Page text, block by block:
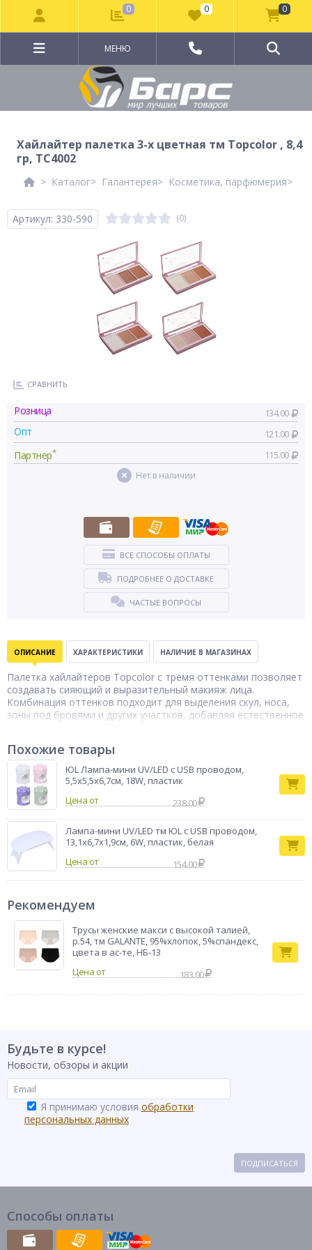
МЕНЮ
Хайлайтер палетка 3-х цветная тм Topcolor , 8,4
гр, TC4002
Каталог Галантерея Косметика, парфюмерия
Артикул: 330-590 (0)
СРАВНИТЬ
Розница 134.00
Опт 121.00
Партнер* 115.00
Нет в наличии
ВСЕ СПОСОБЫ ОПЛАТЫ
ПОДРОБНЕЕ О ДОСТАВКЕ
ЧАСТЫЕ ВОПРОСЫ
ОПИСАНИЕ ХАРАКТЕРИСТИКИ НАЛИЧИЕ В МАГАЗИНАХ
Палетка хайлайтеров Topcolor с тремя оттенками позволяет
создавать сияющий и выразительный макияж лица.
Комбинация оттенков подходит для выделения скул, носа,
зоны под бровями и других участков, добавляя естественное
растушёвывание. Хайлайтер можно использовать как
отдельно, так и смешивать оттенки между собой для
получения индивидуального эффекта. В ассортименте.
Тип товара
Бренд
Topcolor
Похожие товары
ЮL Лампа-мини UV/LED с USB проводом,
5,5х5,5х6,7см, 18W, пластик
Цена от
238.00
Лампа-мини UV/LED тм ЮL с USB проводом,
13,1х6,7х1,9см, 6W, пластик, белая
Цена от
154.00
Рекомендуем
Трусы женские макси с высокой талией,
р.54, тм GALANTE, 95%хлопок, 5%спандекс,
цвета в ас-те, НБ-13
183.00
Будьте в курсе!
Новости, обзоры и акции
Я принимаю условия обработки
персональных данных
ПОДПИСАТЬСЯ
Способы оплаты
0 0 0